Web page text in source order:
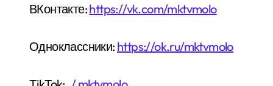
ВКонтакте:https://vk.com/mktvmolo
Одноклассники: https://ok.ru/mktvmolo